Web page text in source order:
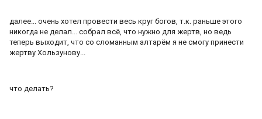
далее... очень хотел провести весь круг богов, т.к. раньше этого
никогда не делал... собрал всё, что нужно для жертв, но ведь
теперь выходит, что со сломанным алтарём я не смогу принести
жертву Хользунову...
что делать?